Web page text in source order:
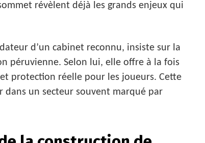
révèlent déjà les grands enjeux qui
d’un cabinet reconnu, insiste sur la
péruvienne. Selon lui, elle offre à la fois
protection réelle pour les joueurs. Cette
un secteur souvent marqué par